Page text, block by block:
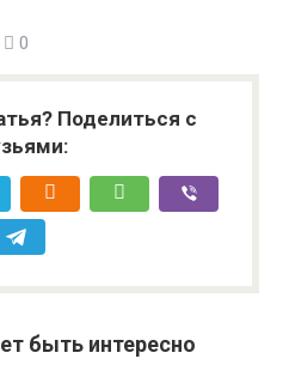
0
Поделиться с
быть интересно